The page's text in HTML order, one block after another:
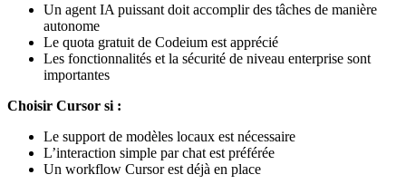
Un agent IA puissant doit accomplir des tâches de manière
autonome
Le quota gratuit de Codeium est apprécié
Les fonctionnalités et la sécurité de niveau enterprise sont
importantes
Choisir Cursor si :
Le support de modèles locaux est nécessaire
L’interaction simple par chat est préférée
Un workflow Cursor est déjà en place